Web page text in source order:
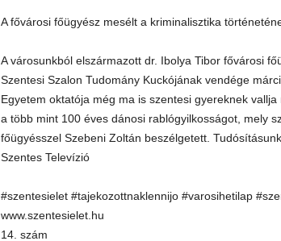
A fővárosi főügyész mesélt a kriminalisztika
A városunkból elszármazott dr. Ibolya Tibor fővárosi
Szentesi Szalon Tudomány Kuckójának vendége
Egyetem oktatója még ma is szentesi gyereknek
a több mint 100 éves dánosi rablógyilkosságot, mely
főügyésszel Szebeni Zoltán beszélgetett.
Szentes Televízió
#szentesielet #tajekozottnaklennijo #varosihetilap
www.szentesielet.hu
14. szám